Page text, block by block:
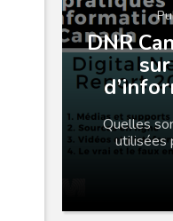
DNR
Quelles
utilisées